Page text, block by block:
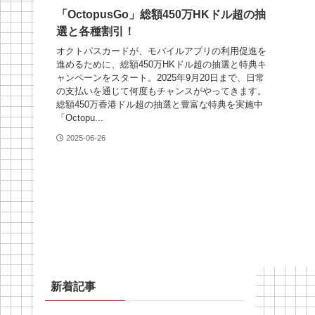
「OctopusGo」総額450万HKドル超の抽
選と各種割引！
オクトパスカードが、モバイルアプリの利用促進を
進めるために、総額450万HKドル超の抽選と特典キ
ャンペーンをスタート。2025年9月20日まで、日常
の支払いを通じて何度もチャンスがやってきます。
総額450万香港ドル超の抽選と豊富な特典を実施中
「Octopu...
2025-06-26
新着記事